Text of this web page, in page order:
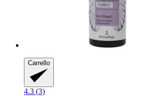
Carrello
4.3 (3)